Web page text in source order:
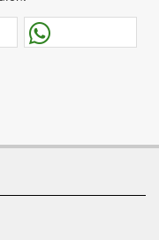
und Maschinen
einen nicht
Gebote nur
akzeptieren.
unseren